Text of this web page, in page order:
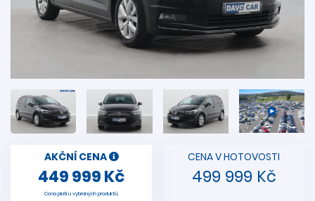
AKČNÍ CENA
449 999 Kč
Cena platí u vybraných produktů.
CENA V HOTOVOSTI
499 999 Kč